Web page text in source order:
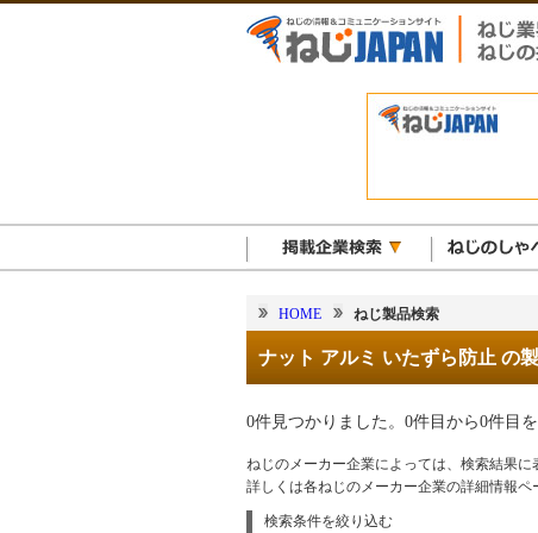
HOME ねじ製品検索
ナット アルミ いたずら防止 の
0件見つかりました。0件目から0件目
ねじのメーカー企業によっては、検索結果に
詳しくは各ねじのメーカー企業の詳細情報ペ
検索条件を絞り込む